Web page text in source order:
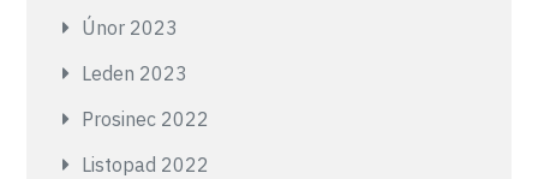
Únor 2023
Leden 2023
Prosinec 2022
Listopad 2022